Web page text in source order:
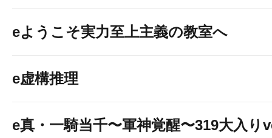
eようこそ実力至上主義の教室へ
e虚構推理
e真・一騎当千〜軍神覚醒〜319大入り